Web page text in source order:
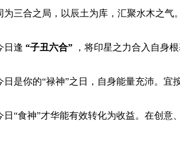
为三合之局，以辰土为库，汇聚水木之
日逢 “子丑六合” ，将印星之力合入自身
日是你的“禄神”之日，自身能量充沛。
日“食神”才华能有效转化为收益。在创